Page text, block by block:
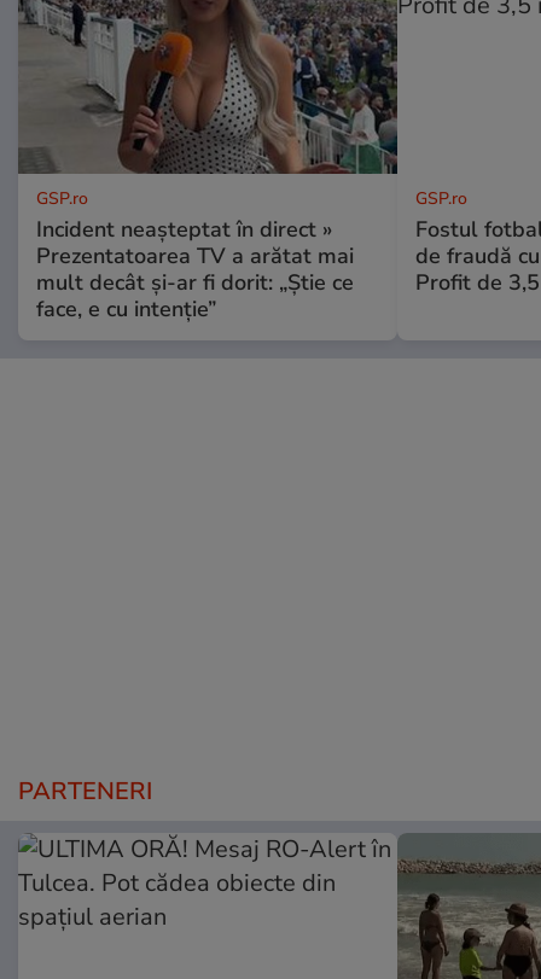
GSP.ro
Incident neașteptat în direct »
Prezentatoarea TV a arătat mai
mult decât și-ar fi dorit: „Știe ce
face, e cu intenție”
GSP.ro
Fostul
de fraudă
Profit de
PARTENERI